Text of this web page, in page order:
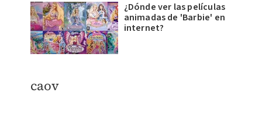
¿Dónde ver las películas
animadas de 'Barbie' en
internet?
caov